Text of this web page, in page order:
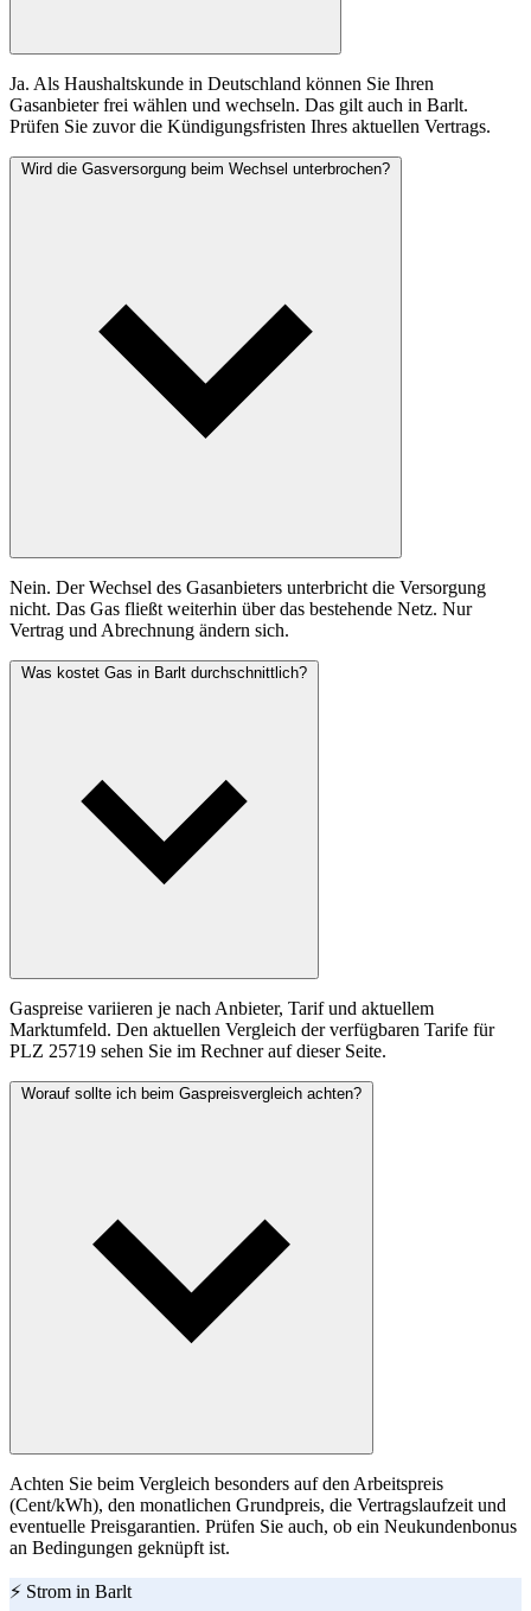
Ja. Als Haushaltskunde in Deutschland können Sie Ihren
Gasanbieter frei wählen und wechseln. Das gilt auch in Barlt.
Prüfen Sie zuvor die Kündigungsfristen Ihres aktuellen Vertrags.
Wird die Gasversorgung beim Wechsel unterbrochen?
Nein. Der Wechsel des Gasanbieters unterbricht die Versorgung
nicht. Das Gas fließt weiterhin über das bestehende Netz. Nur
Vertrag und Abrechnung ändern sich.
Was kostet Gas in Barlt durchschnittlich?
Gaspreise variieren je nach Anbieter, Tarif und aktuellem
Marktumfeld. Den aktuellen Vergleich der verfügbaren Tarife für
PLZ 25719 sehen Sie im Rechner auf dieser Seite.
Worauf sollte ich beim Gaspreisvergleich achten?
Achten Sie beim Vergleich besonders auf den Arbeitspreis
(Cent/kWh), den monatlichen Grundpreis, die Vertragslaufzeit und
eventuelle Preisgarantien. Prüfen Sie auch, ob ein Neukundenbonus
an Bedingungen geknüpft ist.
⚡ Strom in Barlt